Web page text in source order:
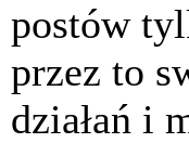
postów
przez to
działań i